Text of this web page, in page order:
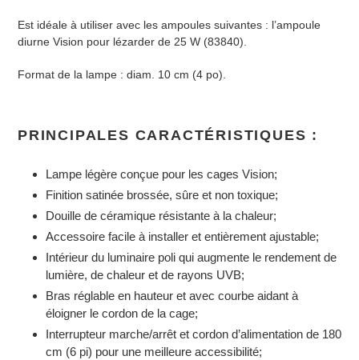
Est idéale à utiliser avec les ampoules suivantes : l’ampoule
diurne Vision pour lézarder de 25 W (83840).
Format de la lampe : diam. 10 cm (4 po).
PRINCIPALES CARACTÉRISTIQUES :
Lampe légère conçue pour les cages Vision;
Finition satinée brossée, sûre et non toxique;
Douille de céramique résistante à la chaleur;
Accessoire facile à installer et entièrement ajustable;
Intérieur du luminaire poli qui augmente le rendement de
lumière, de chaleur et de rayons UVB;
Bras réglable en hauteur et avec courbe aidant à
éloigner le cordon de la cage;
Interrupteur marche/arrêt et cordon d’alimentation de 180
cm (6 pi) pour une meilleure accessibilité;